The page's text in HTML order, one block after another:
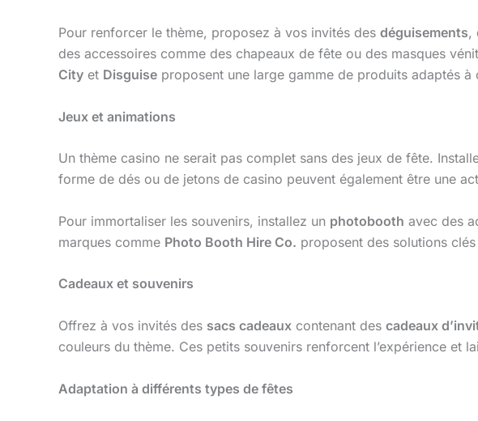
Pour renforcer le thème, proposez à vos invités des déguisements,
des accessoires comme des chapeaux de fête ou des masques
City et Disguise proposent une large gamme de produits adaptés à
Jeux et animations
Un thème casino ne serait pas complet sans des jeux de fête.
forme de dés ou de jetons de casino peuvent également être une
Pour immortaliser les souvenirs, installez un photobooth avec des
marques comme Photo Booth Hire Co. proposent des solutions
Cadeaux et souvenirs
Offrez à vos invités des sacs cadeaux contenant des cadeaux
couleurs du thème. Ces petits souvenirs renforcent l’expérience et
Adaptation à différents types de fêtes